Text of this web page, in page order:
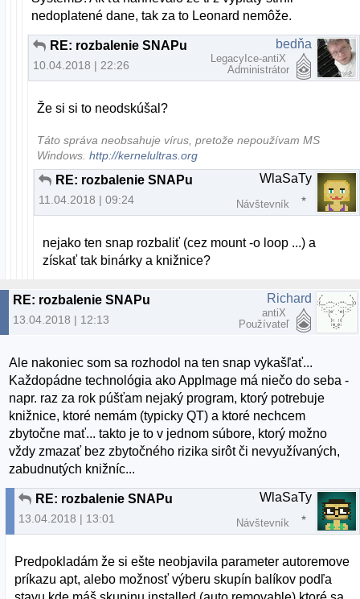
nedoplatené dane, tak za to Leonard nemôže.
RE: rozbalenie SNAPu
10.04.2018 | 22:26
bedňa
LegacyIce-antiX
Administrátor
Že si si to neodskúšal?
Táto správa neobsahuje vírus, pretože nepoužívam MS
Windows.http://kernelultras.org
RE: rozbalenie SNAPu
11.04.2018 | 09:24
WlaSaTy
Návštevník
nejako ten snap rozbaliť (cez mount -o loop ...) a
získať tak binárky a knižnice?
RE: rozbalenie SNAPu
13.04.2018 | 12:13
Richard
antiX
Používateľ
Ale nakoniec som sa rozhodol na ten snap vykašľať...
Každopádne technológia ako AppImage má niečo do seba -
napr. raz za rok púšťam nejaký program, ktorý potrebuje
knižnice, ktoré nemám (typicky QT) a ktoré nechcem
zbytočne mať... takto je to v jednom súbore, ktorý možno
vždy zmazať bez zbytočného rizika sirôt či nevyužívaných,
zabudnutých knižníc...
RE: rozbalenie SNAPu
13.04.2018 | 13:01
WlaSaTy
Návštevník
Predpokladám že si ešte neobjavila parameter autoremove
príkazu apt, alebo možnosť výberu skupín balíkov podľa